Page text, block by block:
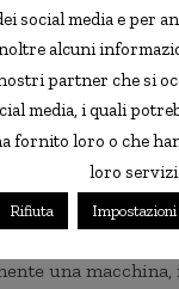
da ottenere
bottiglia di
ci sono in tutto il
e ricevono in
una
social media e per
alcuni
partner che si
media, i quali
fornito loro o che
loro servizi.
Rifiuta Impostazioni